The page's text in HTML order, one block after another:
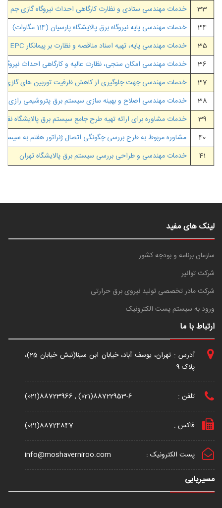
33
خدمات مهندسی ستادی و نظارت کارگاهی احداث نیروگاه گازی جم و پست11 کیلوولت (85
34
خدمات مهندسی پایه نیروگاه برق پالایشگاه پارسیان (114 مگاوات)
35
خدمات مهندسی پایه، تهیه اسناد مناقصه و نظارت بر پیمانکار EPC پروژه برق رسانی به میادین سروستان و سعادت آباد
36
خدمات مهندسی امکان سنجی، نظارت عالیه و کارگاهی احداث نیروگاه گازی
37
خدمات مهندسی جهت جلوگیری از کاهش ظرفیت توربین های گازی
38
خدمات مهندسی اصلاح و بهینه سازی سیستم برق پتروشیمی رازی
39
خدمات مشاوره برای ارائه تهیه طرح جامع سیستم برق پالایشگاه
40
مشاوره مربوط به طرح بررسی چگونگی اتصال ژنراتور هفتم به سیستم
41
خدمات مهندسی و طراحی بررسی سیستم برق پالایشگاه تهران
لینک های مفید
سازمان برنامه و بودجه کشور
شرکت توانیر
شرکت مادر تخصصی تولید نیروی برق حرارتی
ورود به سیستم پست الکترونیک
ارتباط با ما
آدرس : تهران، یوسف آباد، خیابان ابن سینا(نبش خیابان 25)،
پلاک 9
تلفن : (021)88723966 , (021)88722953-6
فاکس : (021)88724847
پست الکترونیک : info@moshaverniroo.com
مسیریابی